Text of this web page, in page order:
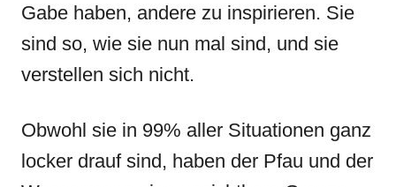
Gabe haben, andere zu inspirieren. Sie
sind so, wie sie nun mal sind, und sie
verstellen sich nicht.
Obwohl sie in 99% aller Situationen ganz
locker drauf sind, haben der Pfau und der